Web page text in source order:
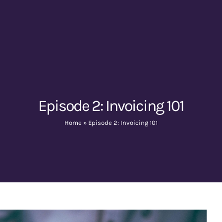
Episode 2: Invoicing 101
Home » Episode 2: Invoicing 101